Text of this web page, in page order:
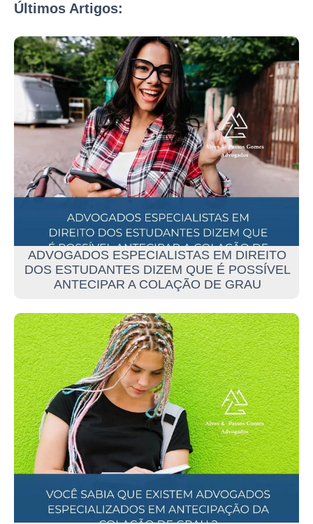
Últimos Artigos:
ADVOGADOS ESPECIALISTAS EM DIREITO
DOS ESTUDANTES DIZEM QUE É POSSÍVEL
ANTECIPAR A COLAÇÃO DE GRAU